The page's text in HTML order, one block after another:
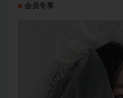
会员专享